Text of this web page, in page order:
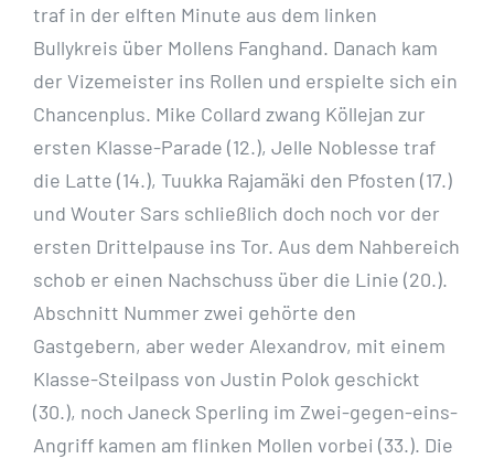
traf in der elften Minute aus dem linken
Bullykreis über Mollens Fanghand. Danach kam
der Vizemeister ins Rollen und erspielte sich ein
Chancenplus. Mike Collard zwang Köllejan zur
ersten Klasse-Parade (12.), Jelle Noblesse traf
die Latte (14.), Tuukka Rajamäki den Pfosten (17.)
und Wouter Sars schließlich doch noch vor der
ersten Drittelpause ins Tor. Aus dem Nahbereich
schob er einen Nachschuss über die Linie (20.).
Abschnitt Nummer zwei gehörte den
Gastgebern, aber weder Alexandrov, mit einem
Klasse-Steilpass von Justin Polok geschickt
(30.), noch Janeck Sperling im Zwei-gegen-eins-
Angriff kamen am flinken Mollen vorbei (33.). Die